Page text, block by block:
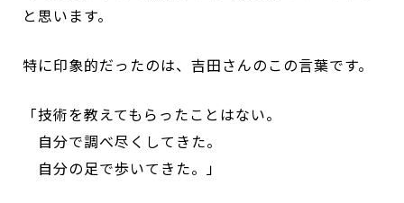
と思います。
特に印象的だったのは、吉田さんのこの言葉です。
「技術を教えてもらったことはない。
自分で調べ尽くしてきた。
自分の足で歩いてきた。」